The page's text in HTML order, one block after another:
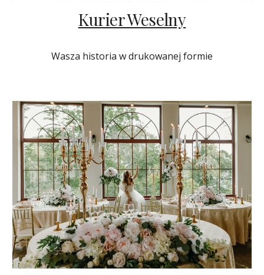
Kurier Weselny
Wasza historia w drukowanej formie